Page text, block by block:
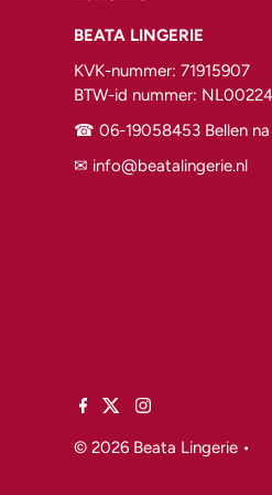
BEATA LINGERIE
KVK-nummer: 71915907
BTW-id nummer:
☎︎ 06-19058453 Bellen na
✉︎ info@beatalingerie.nl
© 2026 Beata Lingerie•